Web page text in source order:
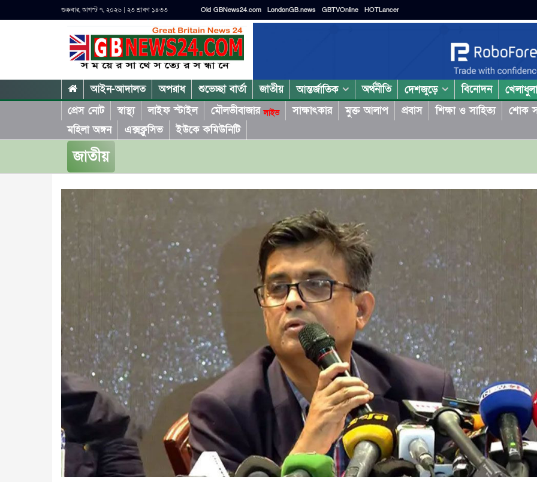
শুক্রবার, আগস্ট ৭, ২০২৬ | ২৩ শ্রাবণ ১৪৩৩ Old GBNews24.com LondonGB.news GBTVOnline HOTLancer
আইন-আদালত অপরাধ শুভেচ্ছা বার্তা জাতীয় আন্তর্জাতিক অর্থনীতি দেশজুড়ে বিনোদন
প্রেস নোট
স্বাস্থ্য লাইফ স্টাইল মৌলভীবাজারলাইভ সাক্ষাৎকার মুক্ত আলাপ প্রবাস শিক্ষা ও সাহিত্য শোক
মহিলা অঙ্গন
এক্সক্লুসিভ ইউকে কমিউনিটি
জাতীয়